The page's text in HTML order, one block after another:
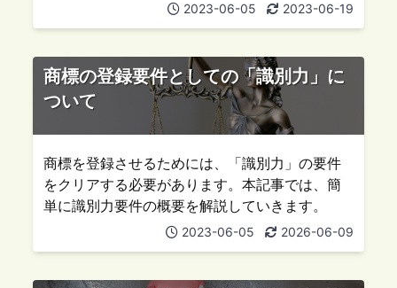
2023-06-05 2023-06-19
商標の登録要件としての「識別力」に
ついて
商標を登録させるためには、「識別力」の要件
をクリアする必要があります。本記事では、簡
単に識別力要件の概要を解説していきます。
2023-06-05 2026-06-09